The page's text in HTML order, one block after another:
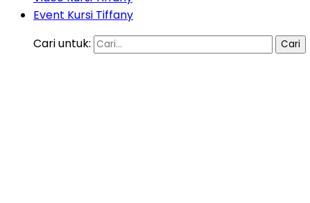
Event Kursi Tiffany
Cari untuk: